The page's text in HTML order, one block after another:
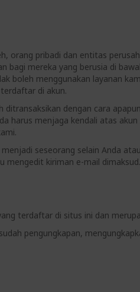
orang pribadi dan entitas
mereka yang berusia di
boleh menggunakan layanan
di akun.
dengan cara
harus menjaga kendali atas
seseorang selain Anda
mengedit kiriman e-mail dimaksud.
terdaftar di situs ini dan
pengungkapan,